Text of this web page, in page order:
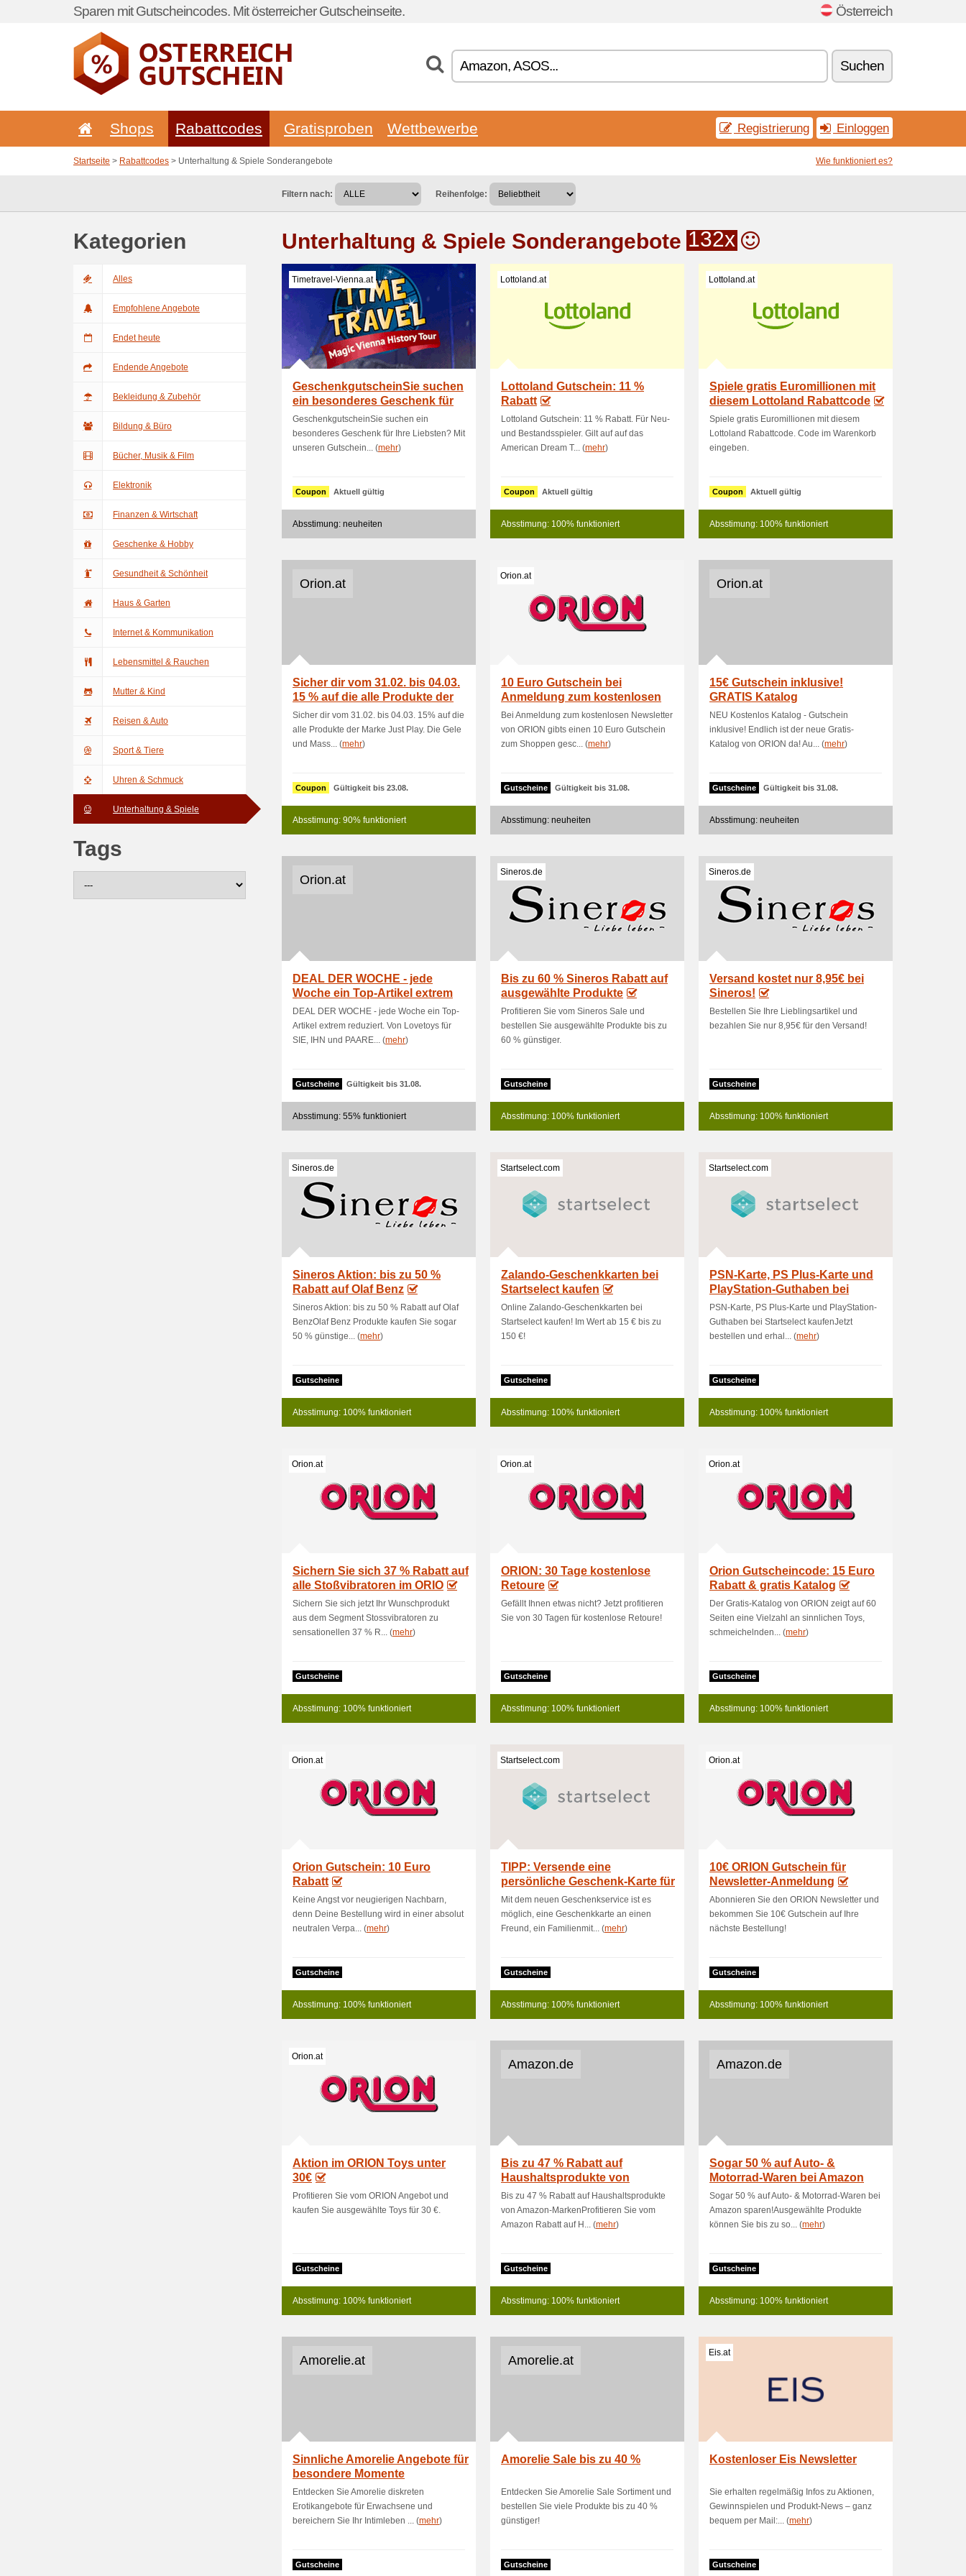
Sparen mit Gutscheincodes. Mit österreicher Gutscheinseite. Österreich
Suchen
Shops Rabattcodes Gratisproben Wettbewerbe Registrierung Einloggen
Startseite > Rabattcodes > Unterhaltung & Spiele Sonderangebote Wie funktioniert es?
Filtern nach: Reihenfolge:
Kategorien
Alles
Empfohlene Angebote
Endet heute
Endende Angebote
Bekleidung & Zubehör
Bildung & Büro
Bücher, Musik & Film
Elektronik
Finanzen & Wirtschaft
Geschenke & Hobby
Gesundheit & Schönheit
Haus & Garten
Internet & Kommunikation
Lebensmittel & Rauchen
Mutter & Kind
Reisen & Auto
Sport & Tiere
Uhren & Schmuck
Unterhaltung & Spiele
Tags
Unterhaltung & Spiele Sonderangebote 132x
Timetravel-Vienna.at
GeschenkgutscheinSie suchen
ein besonderes Geschenk für
Ihre Liebst.
GeschenkgutscheinSie suchen ein
besonderes Geschenk für Ihre Liebsten? Mit
unseren Gutschein... (mehr)
Coupon Aktuell gültig
Absstimung: neuheiten
Lottoland.at
Lottoland Gutschein: 11 %
Rabatt
Lottoland Gutschein: 11 % Rabatt. Für Neu-
und Bestandsspieler. Gilt auf auf das
American Dream T... (mehr)
Coupon Aktuell gültig
Absstimung: 100% funktioniert
Lottoland.at
Spiele gratis Euromillionen mit
diesem Lottoland Rabattcode
Spiele gratis Euromillionen mit diesem
Lottoland Rabattcode. Code im Warenkorb
eingeben.
Coupon Aktuell gültig
Absstimung: 100% funktioniert
Orion.at
Sicher dir vom 31.02. bis 04.03.
15 % auf die alle Produkte der
Mark.
Sicher dir vom 31.02. bis 04.03. 15% auf die
alle Produkte der Marke Just Play. Die Gele
und Mass... (mehr)
Coupon Gültigkeit bis 23.08.
Absstimung: 90% funktioniert
Orion.at
10 Euro Gutschein bei
Anmeldung zum kostenlosen
Newsletter
Bei Anmeldung zum kostenlosen Newsletter
von ORION gibts einen 10 Euro Gutschein
zum Shoppen gesc... (mehr)
Gutscheine Gültigkeit bis 31.08.
Absstimung: neuheiten
Orion.at
15€ Gutschein inklusive!
GRATIS Katalog
NEU Kostenlos Katalog - Gutschein
inklusive! Endlich ist der neue Gratis-
Katalog von ORION da! Au... (mehr)
Gutscheine Gültigkeit bis 31.08.
Absstimung: neuheiten
Orion.at
DEAL DER WOCHE - jede
Woche ein Top-Artikel extrem
reduziert
DEAL DER WOCHE - jede Woche ein Top-
Artikel extrem reduziert. Von Lovetoys für
SIE, IHN und PAARE... (mehr)
Gutscheine Gültigkeit bis 31.08.
Absstimung: 55% funktioniert
Sineros.de
Bis zu 60 % Sineros Rabatt auf
ausgewählte Produkte
Profitieren Sie vom Sineros Sale und
bestellen Sie ausgewählte Produkte bis zu
60 % günstiger.
Gutscheine
Absstimung: 100% funktioniert
Sineros.de
Versand kostet nur 8,95€ bei
Sineros!
Bestellen Sie Ihre Lieblingsartikel und
bezahlen Sie nur 8,95€ für den Versand!
Gutscheine
Absstimung: 100% funktioniert
Sineros.de
Sineros Aktion: bis zu 50 %
Rabatt auf Olaf Benz
Sineros Aktion: bis zu 50 % Rabatt auf Olaf
BenzOlaf Benz Produkte kaufen Sie sogar
50 % günstige... (mehr)
Gutscheine
Absstimung: 100% funktioniert
Startselect.com
Zalando-Geschenkkarten bei
Startselect kaufen
Online Zalando-Geschenkkarten bei
Startselect kaufen! Im Wert ab 15 € bis zu
150 €!
Gutscheine
Absstimung: 100% funktioniert
Startselect.com
PSN-Karte, PS Plus-Karte und
PlayStation-Guthaben bei
Start
PSN-Karte, PS Plus-Karte und PlayStation-
Guthaben bei Startselect kaufenJetzt
bestellen und erhal... (mehr)
Gutscheine
Absstimung: 100% funktioniert
Orion.at
Sichern Sie sich 37 % Rabatt auf
alle Stoßvibratoren im ORIO
Sichern Sie sich jetzt Ihr Wunschprodukt
aus dem Segment Stossvibratoren zu
sensationellen 37 % R... (mehr)
Gutscheine
Absstimung: 100% funktioniert
Orion.at
ORION: 30 Tage kostenlose
Retoure
Gefällt Ihnen etwas nicht? Jetzt profitieren
Sie von 30 Tagen für kostenlose Retoure!
Gutscheine
Absstimung: 100% funktioniert
Orion.at
Orion Gutscheincode: 15 Euro
Rabatt & gratis Katalog
Der Gratis-Katalog von ORION zeigt auf 60
Seiten eine Vielzahl an sinnlichen Toys,
schmeichelnden... (mehr)
Gutscheine
Absstimung: 100% funktioniert
Orion.at
Orion Gutschein: 10 Euro
Rabatt
Keine Angst vor neugierigen Nachbarn,
denn Deine Bestellung wird in einer absolut
neutralen Verpa... (mehr)
Gutscheine
Absstimung: 100% funktioniert
Startselect.com
TIPP: Versende eine
persönliche Geschenk-Karte für
Netflix,
Mit dem neuen Geschenkservice ist es
möglich, eine Geschenkkarte an einen
Freund, ein Familienmit... (mehr)
Gutscheine
Absstimung: 100% funktioniert
Orion.at
10€ ORION Gutschein für
Newsletter-Anmeldung
Abonnieren Sie den ORION Newsletter und
bekommen Sie 10€ Gutschein auf Ihre
nächste Bestellung!
Gutscheine
Absstimung: 100% funktioniert
Orion.at
Aktion im ORION Toys unter
30€
Profitieren Sie vom ORION Angebot und
kaufen Sie ausgewählte Toys für 30 €.
Gutscheine
Absstimung: 100% funktioniert
Amazon.de
Bis zu 47 % Rabatt auf
Haushaltsprodukte von
Amazon-Marken
Bis zu 47 % Rabatt auf Haushaltsprodukte
von Amazon-MarkenProfitieren Sie vom
Amazon Rabatt auf H... (mehr)
Gutscheine
Absstimung: 100% funktioniert
Amazon.de
Sogar 50 % auf Auto- &
Motorrad-Waren bei Amazon
sparen!
Sogar 50 % auf Auto- & Motorrad-Waren bei
Amazon sparen!Ausgewählte Produkte
können Sie bis zu so... (mehr)
Gutscheine
Absstimung: 100% funktioniert
Amorelie.at
Sinnliche Amorelie Angebote für
besondere Momente
Entdecken Sie Amorelie diskreten
Erotikangebote für Erwachsene und
bereichern Sie Ihr Intimleben ... (mehr)
Gutscheine
Amorelie.at
Amorelie Sale bis zu 40 %
Entdecken Sie Amorelie Sale Sortiment und
bestellen Sie viele Produkte bis zu 40 %
günstiger!
Gutscheine
Eis.at
Kostenloser Eis Newsletter
Sie erhalten regelmäßig Infos zu Aktionen,
Gewinnspielen und Produkt-News – ganz
bequem per Mail:... (mehr)
Gutscheine